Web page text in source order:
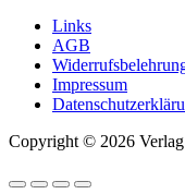
Links
AGB
Impressum
Copyright © 2026